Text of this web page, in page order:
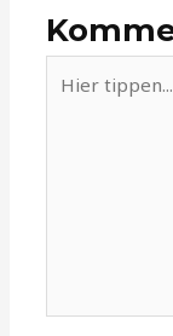
tippen...